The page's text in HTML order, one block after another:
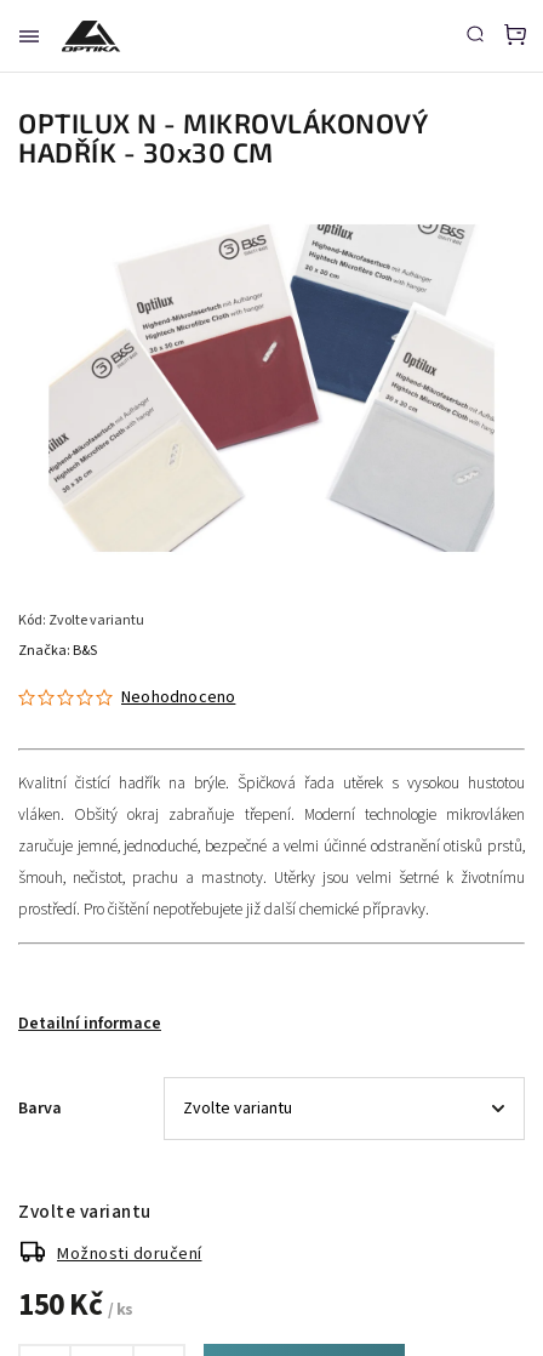
OPTILUX N - MIKROVLÁKONOVÝ
HADŘÍK - 30x30 CM
Kód: Zvolte variantu
Neohodnoceno
Kvalitní čistící hadřík na brýle. Špičková řada utěrek s vysokou hustotou
vláken. Obšitý okraj zabraňuje třepení. Moderní technologie mikrovláken
zaručuje jemné, jednoduché, bezpečné a velmi účinné odstranění otisků prstů,
šmouh, nečistot, prachu a mastnoty. Utěrky jsou velmi šetrné k životnímu
prostředí. Pro čištění nepotřebujete již další chemické přípravky.
Detailní informace
Značka: B&S
Barva
150 Kč / ks
Zvolte variantu
Možnosti doručení